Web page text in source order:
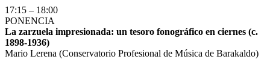
17:15 – 18:00
PONENCIA
La zarzuela impresionada: un tesoro fonográfico en ciernes (c.
1898-1936)
Mario Lerena (Conservatorio Profesional de Música de Barakaldo)